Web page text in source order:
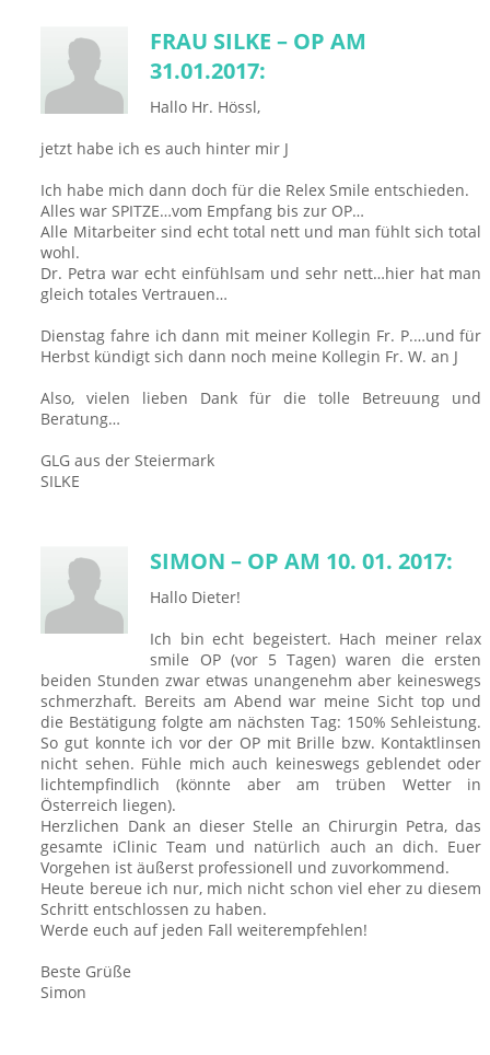
FRAU SILKE – OP AM
31.01.2017:
Hallo Hr. Hössl,
jetzt habe ich es auch hinter mir J
Ich habe mich dann doch für die Relex Smile entschieden.
Alles war SPITZE…vom Empfang bis zur OP…
Alle Mitarbeiter sind echt total nett und man fühlt sich total
wohl.
Dr. Petra war echt einfühlsam und sehr nett…hier hat man
gleich totales Vertrauen…
Dienstag fahre ich dann mit meiner Kollegin Fr. P.…und für
Herbst kündigt sich dann noch meine Kollegin Fr. W. an J
Also, vielen lieben Dank für die tolle Betreuung und
Beratung…
GLG aus der Steiermark
SILKE
SIMON – OP AM 10. 01. 2017:
Hallo Dieter!
Ich bin echt begeistert. Hach meiner relax
smile OP (vor 5 Tagen) waren die ersten
beiden Stunden zwar etwas unangenehm aber keineswegs
schmerzhaft. Bereits am Abend war meine Sicht top und
die Bestätigung folgte am nächsten Tag: 150% Sehleistung.
So gut konnte ich vor der OP mit Brille bzw. Kontaktlinsen
nicht sehen. Fühle mich auch keineswegs geblendet oder
lichtempfindlich (könnte aber am trüben Wetter in
Österreich liegen).
Herzlichen Dank an dieser Stelle an Chirurgin Petra, das
gesamte iClinic Team und natürlich auch an dich. Euer
Vorgehen ist äußerst professionell und zuvorkommend.
Heute bereue ich nur, mich nicht schon viel eher zu diesem
Schritt entschlossen zu haben.
Werde euch auf jeden Fall weiterempfehlen!
Beste Grüße
Simon